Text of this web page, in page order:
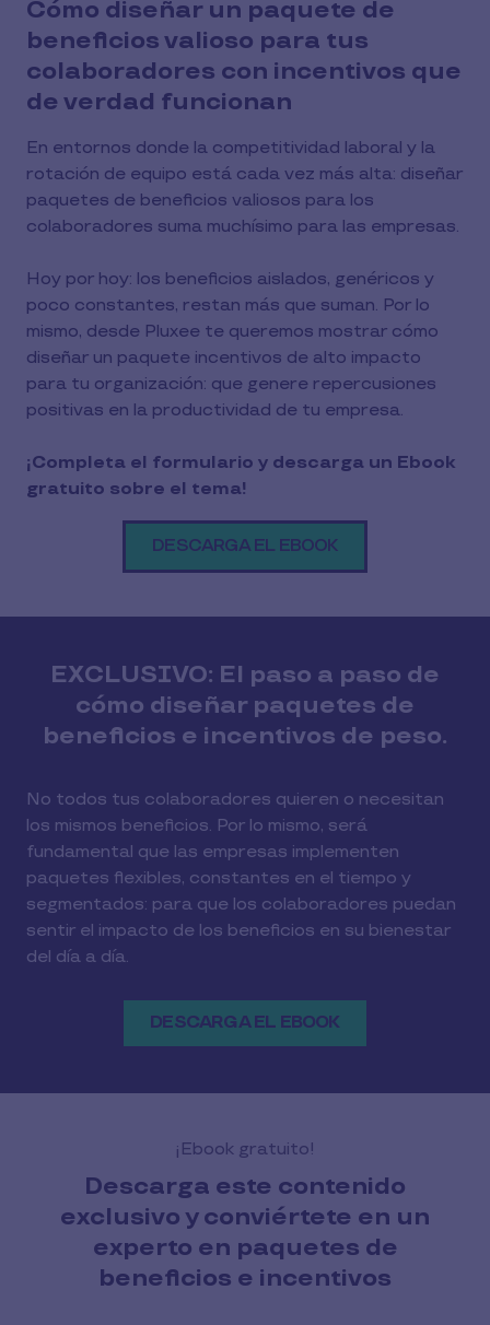
Cómo diseñar un paquete de
beneficios valioso para tus
colaboradores con incentivos que
de verdad funcionan
En entornos donde la competitividad laboral y la
rotación de equipo está cada vez más alta: diseñar
paquetes de beneficios valiosos para los
colaboradores suma muchísimo para las empresas.
Hoy por hoy: los beneficios aislados, genéricos y
poco constantes, restan más que suman. Por lo
mismo, desde Pluxee te queremos mostrar cómo
diseñar un paquete incentivos de alto impacto
para tu organización: que genere repercusiones
positivas en la productividad de tu empresa.
¡Completa el formulario y descarga un Ebook
gratuito sobre el tema!
DESCARGA EL EBOOK
EXCLUSIVO: El paso a paso de
cómo diseñar paquetes de
beneficios e incentivos de peso.
No todos tus colaboradores quieren o necesitan
los mismos beneficios. Por lo mismo, será
fundamental que las empresas implementen
paquetes flexibles, constantes en el tiempo y
segmentados: para que los colaboradores puedan
sentir el impacto de los beneficios en su bienestar
del día a día.
DESCARGA EL EBOOK
¡Ebook gratuito!
Descarga este contenido
exclusivo y conviértete en un
experto en paquetes de
beneficios e incentivos